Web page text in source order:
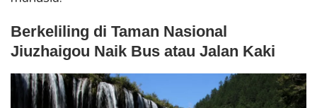
Berkeliling di Taman Nasional
Jiuzhaigou Naik Bus atau Jalan Kaki